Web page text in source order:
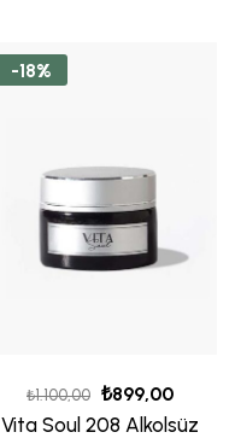
-18%
₺1.100,00 ₺899,00
Vita Soul 208 Alkolsüz